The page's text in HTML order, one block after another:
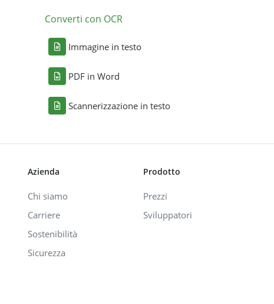
Converti con OCR
Immagine in testo
PDF in Word
Scannerizzazione in testo
Azienda
Chi siamo
Carriere
Sostenibilità
Sicurezza
Prodotto
Prezzi
Sviluppatori